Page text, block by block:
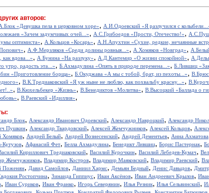
авторов:
«Девушка пела в церковном хоре», А.И.Одоевский «Я разлучился с
«Зачем задумчивых очей...», А.С.Грибоедов «Прости, Отечество!»,
оптимиста», А.Кольцов «Косарь», А.Н.Апухтин «Сухие, редкие, нечаянные
, А.Ф.Мерзляков «Среди долины ровныя...», А.Хомяков «Новград»,
как вдова...», А.Бунина «На разлуку», А.Д.Кантемир «О жизни спокойной»,
утро, радость эта...», Б.Ахмадулина «Опять в природе перемена...», Б.Лившиц
«Приготовление борща», Б.Окуджава «А мы с тобой, брат, из пехоты...»,
, В.К.Тредиаковский «Я уж ныне не люблю, как похвальбу красну...»,
, В.Кюхельбекер «Жизнь», В.Бенедиктов «Молитва», В.Высоцкий «Баллада о
, В.Раевский «Идиллия»,
Блок, Александр Иванович Одоевский, Александр Навроцкий, Александр
Пушкин, Александр Твардовский, Алексей Жемчужников, Алексей Кольцов,
Хомяков, Андрей Белый, Андрей Вознесенский, Андрей Дементьев, Анна Ахматова
Кутузов, Афанасий Фет, Белла Ахмадулина, Бенедикт Лившиц, Борис Пастернак,
Кириллович Тредиаковский, Василий Курочкин, Василий Лебедев-Кумач,
Жемчужников, Владимир Костров, Владимир Маяковский, Владимир Раевский,
Поженян, Давид Самойлов, Даниил Хармс, Демьян Бедный, Денис Давыдов,
Ростопчина, Зинаида Гиппиус, Иван Аксёнов, Иван Андреевич Крылов,
, Иван Суриков, Иван Франко, Игорь Северянин, Илья Резник, Илья Сельвинский,